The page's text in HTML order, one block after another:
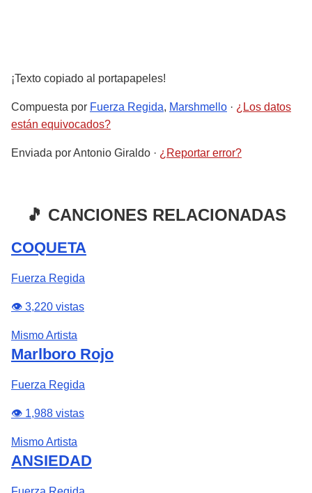
¡Texto copiado al portapapeles!
Compuesta por Fuerza Regida, Marshmello · ¿Los datos
están equivocados?
Enviada porAntonio Giraldo · ¿Reportar error?
🎵 CANCIONES RELACIONADAS
COQUETA
Fuerza Regida
👁️ 3,220 vistas
Mismo Artista
Marlboro Rojo
Fuerza Regida
👁️ 1,988 vistas
Mismo Artista
ANSIEDAD